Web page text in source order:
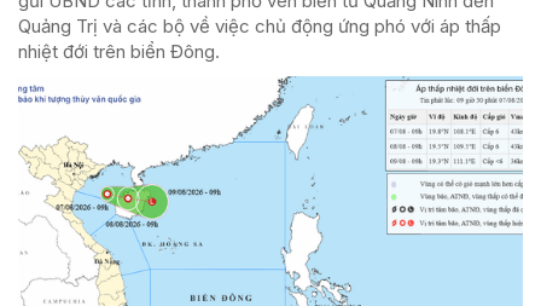
Quảng Trị và các bộ về việc chủ động ứng phó với áp thấp
nhiệt đới trên biển Đông.